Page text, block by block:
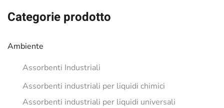
Categorie prodotto
Ambiente
Assorbenti Industriali
Assorbenti industriali per liquidi chimici
Assorbenti industriali per liquidi universali